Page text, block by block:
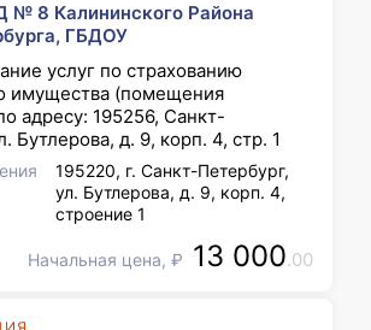
№ 8 Калининского Района
ГБДОУ
услуг по страхованию
имущества (помещения
адресу: 195256, Санкт-
Бутлерова, д. 9, корп. 4, стр. 1
195220, г. Санкт-Петербург,
ул. Бутлерова, д. 9, корп. 4,
строение 1
Начальная цена, ₽ 13 000.00